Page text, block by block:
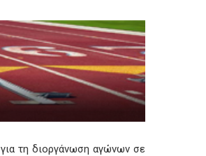
για τη διοργάνωση αγώνων σε